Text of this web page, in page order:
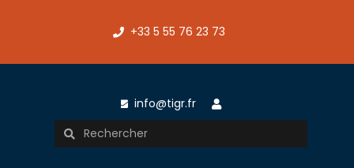
+33 5 55 76 23 73
info@tigr.fr